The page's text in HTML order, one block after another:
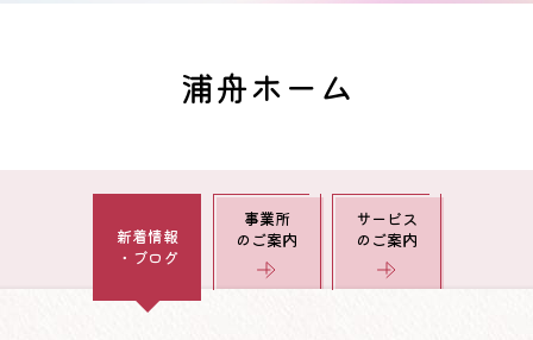
浦舟ホーム
新着情報
・ブログ
事業所
のご案内
サービス
のご案内